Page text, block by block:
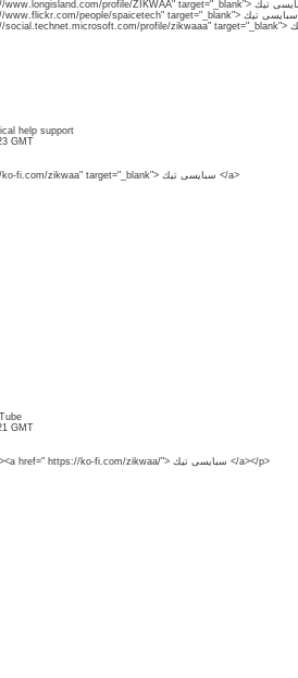
help support
GMT
<a href="https://ko-fi.com/zikwaa" target="_blank"> سبايسى تيك </a>
GMT
<p dir=" target "><a href=" https://ko-fi.com/zikwaa/"> سبايسى تيك </a></p>